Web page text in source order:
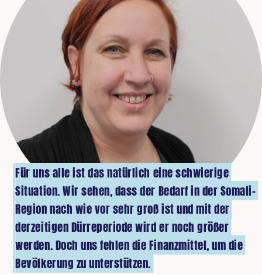
Für uns alle ist das natürlich eine schwierige
Situation. Wir sehen, dass der Bedarf in der Somali-
Region nach wie vor sehr groß ist und mit der
derzeitigen Dürreperiode wird er noch größer
werden. Doch uns fehlen die Finanzmittel, um die
Bevölkerung zu unterstützen.